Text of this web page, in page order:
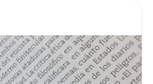
personalizada de